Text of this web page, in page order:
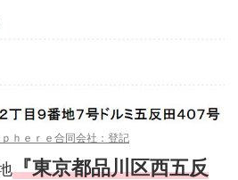
ｈｅｒｅ合同会社：登記
『東京都品川区西五反